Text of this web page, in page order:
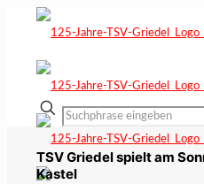
TSV Griedel spielt am
Kastel